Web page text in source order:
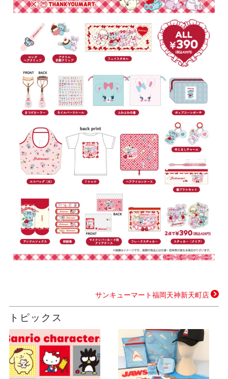
サンキューマート福岡天神新天町店
トピックス